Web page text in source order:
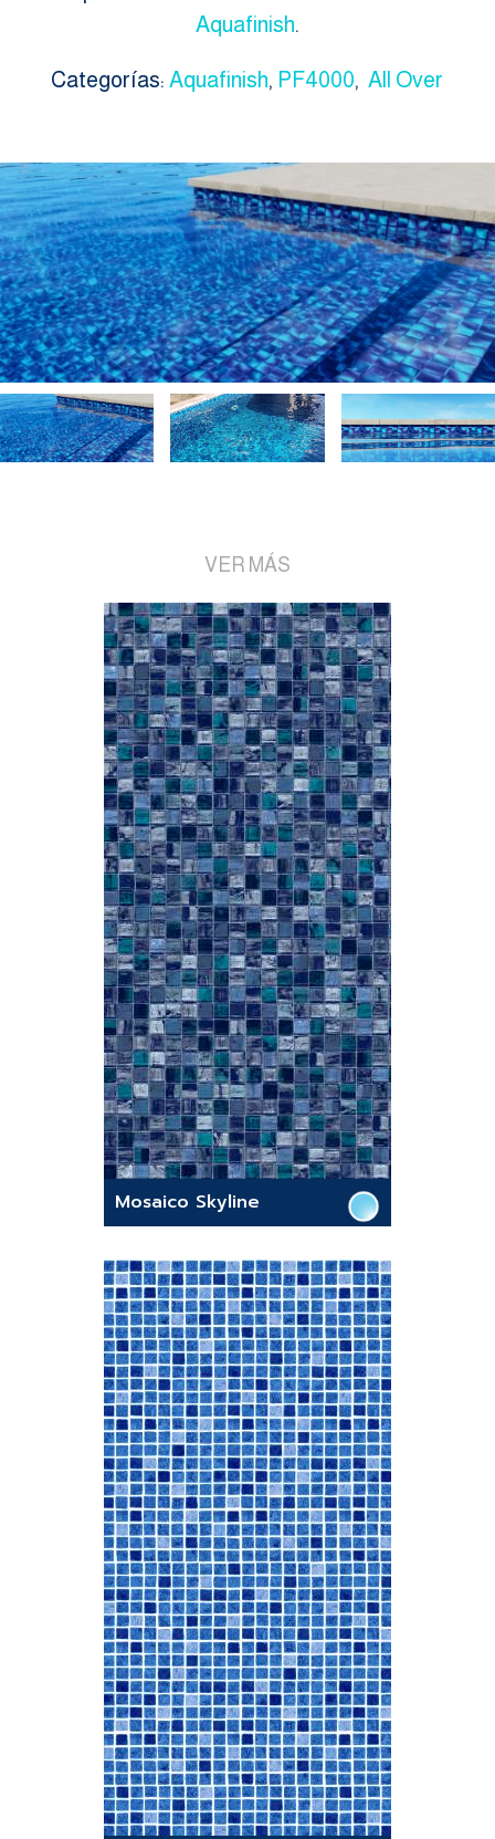
Aquafinish.
Categorías:Aquafinish, PF4000,All Over
VER MÁS
Mosaico Skyline